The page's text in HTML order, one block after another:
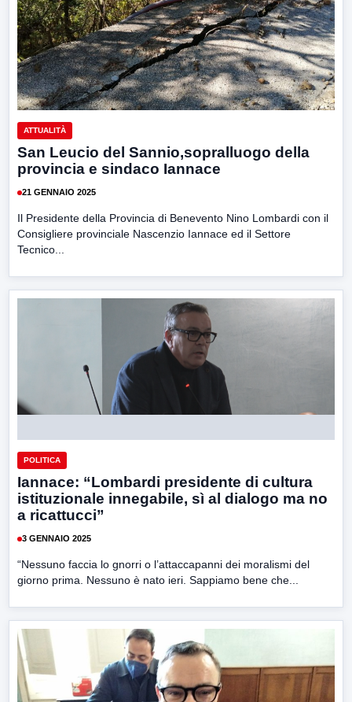
ATTUALITÀ
San Leucio del Sannio,sopralluogo della
provincia e sindaco Iannace
21 GENNAIO 2025
Il Presidente della Provincia di Benevento Nino Lombardi con il
Consigliere provinciale Nascenzio Iannace ed il Settore
Tecnico...
POLITICA
Iannace: “Lombardi presidente di cultura
istituzionale innegabile, sì al dialogo ma no
a ricattucci”
3 GENNAIO 2025
“Nessuno faccia lo gnorri o l’attaccapanni dei moralismi del
giorno prima. Nessuno è nato ieri. Sappiamo bene che...